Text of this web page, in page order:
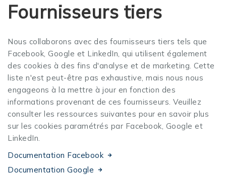
Fournisseurs tiers
Nous collaborons avec des fournisseurs tiers tels que
Facebook, Google et LinkedIn, qui utilisent également
des cookies à des fins d'analyse et de marketing. Cette
liste n'est peut-être pas exhaustive, mais nous nous
engageons à la mettre à jour en fonction des
informations provenant de ces fournisseurs. Veuillez
consulter les ressources suivantes pour en savoir plus
sur les cookies paramétrés par Facebook, Google et
LinkedIn.
Documentation Facebook
Documentation Google